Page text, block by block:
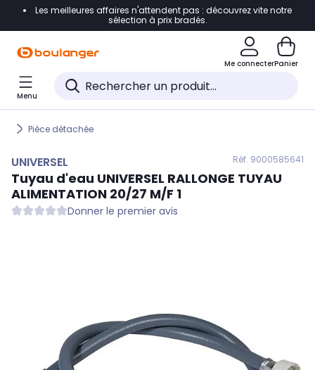
Accéder directement à la navigation
Accéder directement au pied de page
Accéder directement au chatbot
Les meilleures affaires n'attendent pas : découvrez vite notre
sélection à prix bradés.
Me connecterPanier
Menu
Pièce détachée
UNIVERSEL Réf. 9000585641
Tuyau d'eau UNIVERSEL RALLONGE TUYAU
ALIMENTATION 20/27 M/F 1
Donner le premier avis